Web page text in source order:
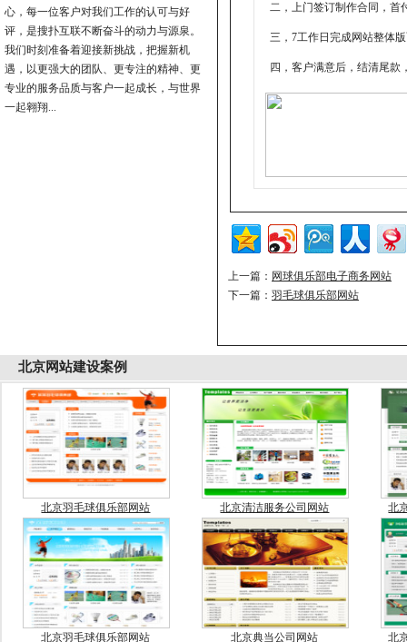
心，每一位客户对我们工作的认可与好
评，是搜扑互联不断奋斗的动力与源泉。
我们时刻准备着迎接新挑战，把握新机
遇，以更强大的团队、更专注的精神、更
专业的服务品质与客户一起成长，与世界
一起翱翔...
二，上门签订制作合同，首
三，7工作日完成网站整体
四，客户满意后，结清尾款
上一篇： 网球俱乐部电子商务网站
下一篇： 羽毛球俱乐部网站
北京网站建设案例
北京羽毛球俱乐部网站 北京清洁服务公司网站 北
北京羽毛球俱乐部网站 北京典当公司网站 北